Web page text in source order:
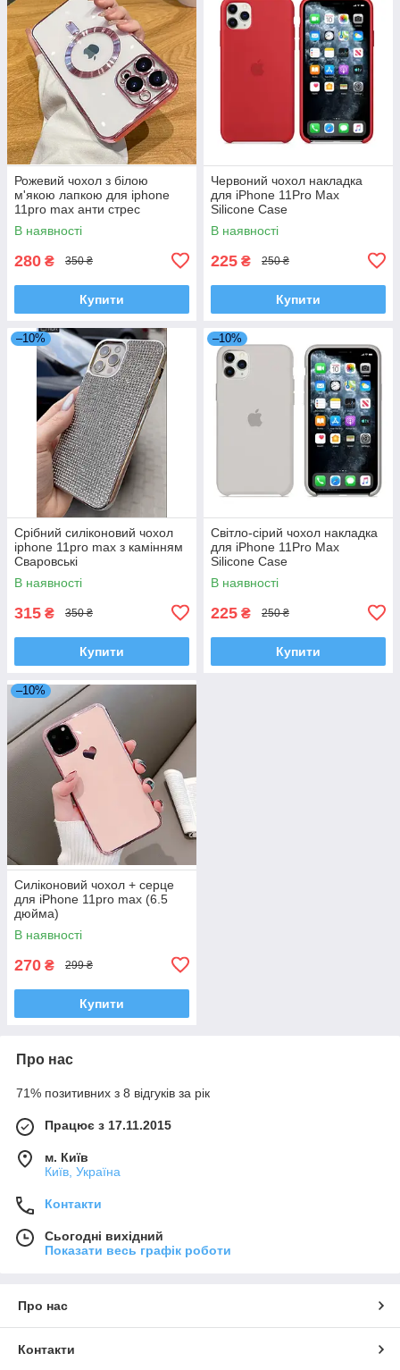
Рожевий чохол з білою
м'якою лапкою для iphone
11pro max анти стрес
В наявності
280 ₴ 350 ₴
Купити
Червоний чохол накладка
для iPhone 11Pro Max
Silicone Case
В наявності
225 ₴ 250 ₴
Купити
–10%
Срібний силіконовий чохол
iphone 11pro max з камінням
Сваровські
В наявності
315 ₴ 350 ₴
Купити
–10%
Світло-сірий чохол накладка
для iPhone 11Pro Max
Silicone Case
В наявності
225 ₴ 250 ₴
Купити
–10%
Силіконовий чохол + серце
для iPhone 11pro max (6.5
дюйма)
В наявності
270 ₴ 299 ₴
Купити
Про нас
71% позитивних з 8 відгуків за рік
Працює з 17.11.2015
м. Київ
Київ, Україна
Контакти
Сьогодні вихідний
Показати весь графік роботи
Про нас
Контакти